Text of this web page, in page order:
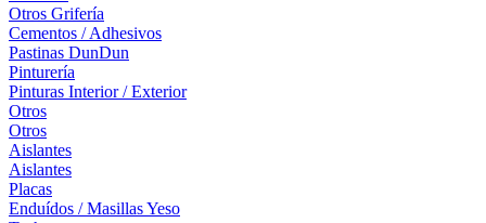
Otros Grifería
Cementos / Adhesivos
Pastinas DunDun
Pinturería
Pinturas Interior / Exterior
Otros
Otros
Aislantes
Aislantes
Placas
Enduídos / MasillasYeso